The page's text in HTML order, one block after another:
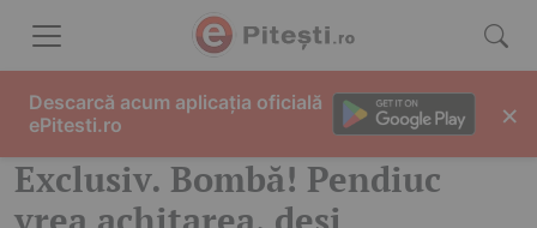
Exclusiv. Bombă! Pendiuc
Descarcă acum aplicația oficială
ePitesti.ro
×